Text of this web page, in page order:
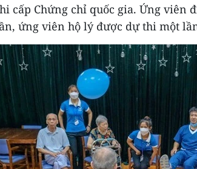
cấp Chứng chỉ quốc gia. Ứng viên
ứng viên hộ lý được dự thi một